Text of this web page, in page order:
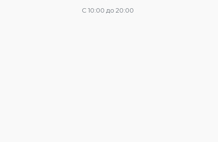
С 10:00 до 20:00